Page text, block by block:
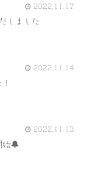
2022.11.17
しました
2022.11.14
2022.11.13
始🔔